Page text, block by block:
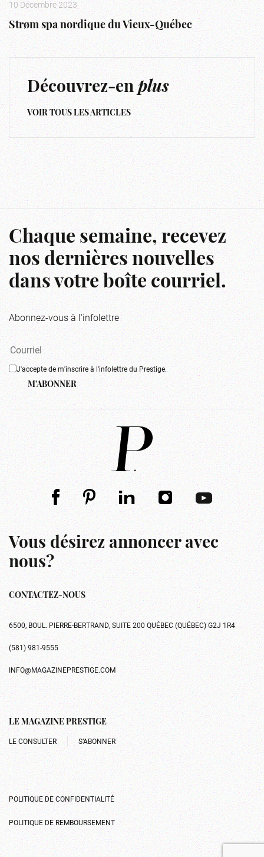
10 Décembre 2023
Strøm spa nordique du Vieux-Québec
Découvrez-enplus
VOIR TOUS LES ARTICLES
Chaque semaine, recevez
nos dernières nouvelles
dans votre boîte courriel.
Abonnez-vous à l'infolettre
J'accepte de m'inscrire à l'infolettre du Prestige.
M'ABONNER
Vous désirez annoncer avec
nous?
CONTACTEZ-NOUS
6500, BOUL. PIERRE-BERTRAND, SUITE 200 QUÉBEC (QUÉBEC) G2J 1R4
(581) 981-9555
INFO@MAGAZINEPRESTIGE.COM
LE MAGAZINE PRESTIGE
LE CONSULTER S’ABONNER
POLITIQUE DE CONFIDENTIALITÉ
POLITIQUE DE REMBOURSEMENT